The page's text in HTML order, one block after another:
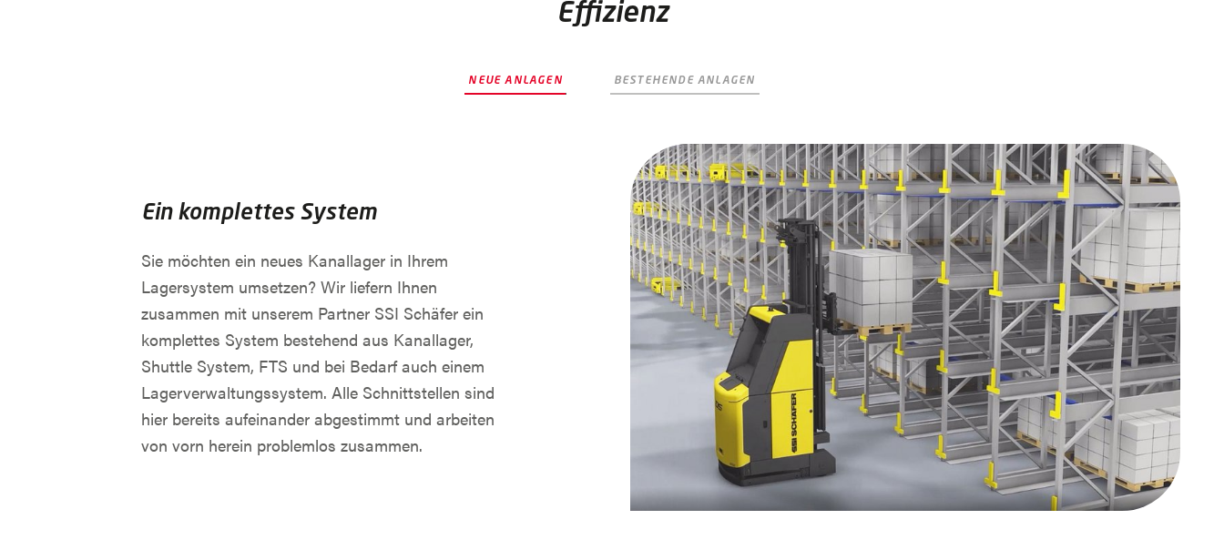
Effizienz
NEUE ANLAGEN BESTEHENDE ANLAGEN
Ein komplettes System
Sie möchten ein neues Kanallager in Ihrem
Lagersystem umsetzen? Wir liefern Ihnen
zusammen mit unserem Partner SSI Schäfer ein
komplettes System bestehend aus Kanallager,
Shuttle System, FTS und bei Bedarf auch einem
Lagerverwaltungssystem. Alle Schnittstellen sind
hier bereits aufeinander abgestimmt und arbeiten
von vorn herein problemlos zusammen.